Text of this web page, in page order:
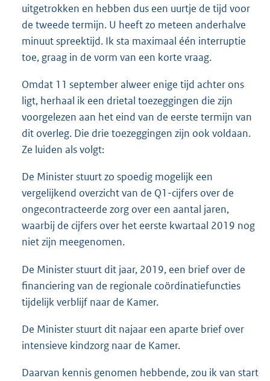
uitgetrokken en hebben dus een uurtje de tijd voor
de tweede termijn. U heeft zo meteen anderhalve
minuut spreektijd. Ik sta maximaal één interruptie
toe, graag in de vorm van een korte vraag.
Omdat 11 september alweer enige tijd achter ons
ligt, herhaal ik een drietal toezeggingen die zijn
voorgelezen aan het eind van de eerste termijn van
dit overleg. Die drie toezeggingen zijn ook voldaan.
Ze luiden als volgt:
De Minister stuurt zo spoedig mogelijk een
vergelijkend overzicht van de Q1-cijfers over de
ongecontracteerde zorg over een aantal jaren,
waarbij de cijfers over het eerste kwartaal 2019 nog
niet zijn meegenomen.
De Minister stuurt dit jaar, 2019, een brief over de
financiering van de regionale coördinatiefuncties
tijdelijk verblijf naar de Kamer.
De Minister stuurt dit najaar een aparte brief over
intensieve kindzorg naar de Kamer.
Daarvan kennis genomen hebbende, zou ik van start